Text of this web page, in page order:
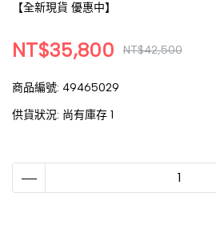
【全新現貨 優惠中】
NT$35,800 NT$42,500
商品編號: 49465029
供貨狀況: 尚有庫存 1